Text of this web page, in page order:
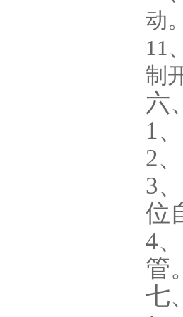
动
11
制
六
1
2
3
位
4
管
七